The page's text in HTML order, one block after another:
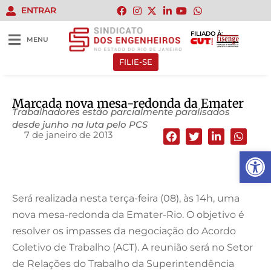
Abrir
ENTRAR
MENU
FILIADO À:
FILIE-SE
Marcada nova mesa-redonda da Emater
Trabalhadores estão parcialmente paralisados
desde junho na luta pelo PCS
7 de janeiro de 2013
Será realizada nesta terça-feira (08), às 14h, uma
nova mesa-redonda da Emater-Rio. O objetivo é
resolver os impasses da negociação do Acordo
Coletivo de Trabalho (ACT). A reunião será no Setor
de Relações do Trabalho da Superintendência